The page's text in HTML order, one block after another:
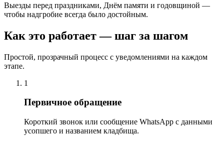
Выезды перед праздниками, Днём памяти и годовщиной —
чтобы надгробие всегда было достойным.
Как это работает — шаг за шагом
Простой, прозрачный процесс с уведомлениями на каждом
этапе.
1
Первичное обращение
Короткий звонок или сообщение WhatsApp с данными
усопшего и названием кладбища.